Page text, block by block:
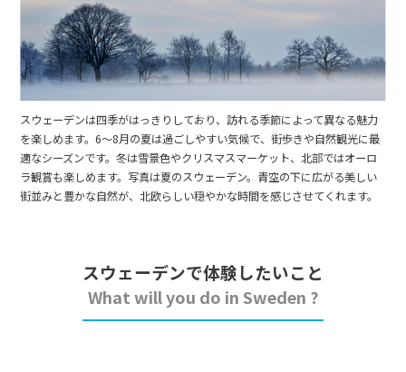
スウェーデンは四季がはっきりしており、訪れる季節によって異なる魅力
を楽しめます。6〜8月の夏は過ごしやすい気候で、街歩きや自然観光に最
適なシーズンです。冬は雪景色やクリスマスマーケット、北部ではオーロ
ラ観賞も楽しめます。写真は夏のスウェーデン。青空の下に広がる美しい
街並みと豊かな自然が、北欧らしい穏やかな時間を感じさせてくれます。
スウェーデンで体験したいこと
What will you do in Sweden ?